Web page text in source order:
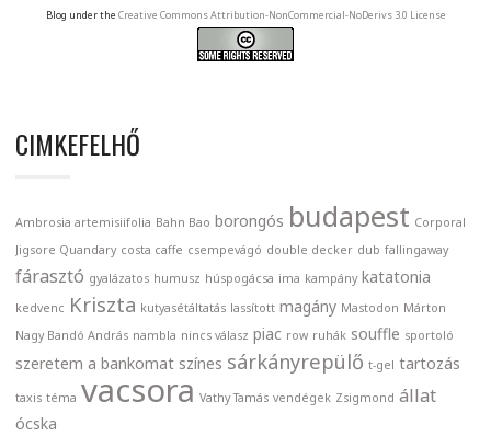
Blog under the Creative Commons Attribution-NonCommercial-NoDerivs 3.0 License
CIMKEFELHŐ
Ambrosia artemisiifolia Bahn Bao borongós budapest Corporal
Jigsore Quandary costa caffe csempevágó double decker dub fallingaway
fárasztó gyalázatos humusz húspogácsa ima kampány katatonia
kedvenc Kriszta kutyasétáltatás lassított magány Mastodon Márton
Nagy Bandó András nambla nincs válasz piac row ruhák souffle sportoló
szeretem a bankomat színes sárkányrepülő t-gel tartozás
taxis téma vacsora Vathy Tamás vendégek Zsigmond állat
ócska